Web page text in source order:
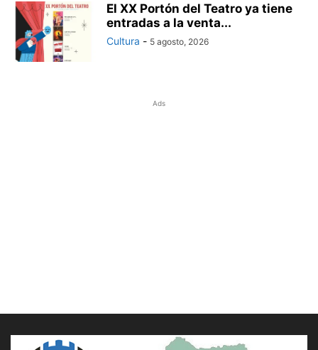
El XX Portón del Teatro ya tiene
entradas a la venta...
Cultura - 5 agosto, 2026
Ads